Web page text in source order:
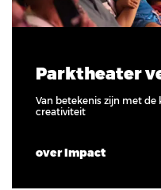
Parktheater
Van betekenis zijn met
creativiteit
over Impact